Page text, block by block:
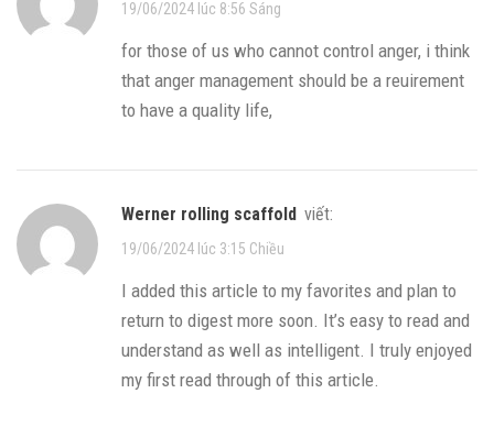
19/06/2024 lúc 8:56 Sáng
for those of us who cannot control anger, i think
that anger management should be a reuirement
to have a quality life,
werner rolling scaffold viết:
19/06/2024 lúc 3:15 Chiều
I added this article to my favorites and plan to
return to digest more soon. It’s easy to read and
understand as well as intelligent. I truly enjoyed
my first read through of this article.